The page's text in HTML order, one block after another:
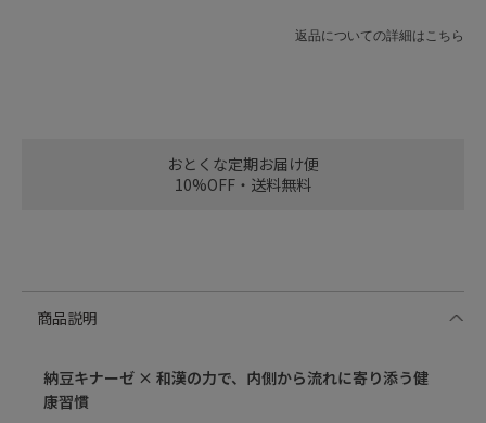
返品についての詳細はこちら
おとくな定期お届け便
10%OFF・送料無料
商品説明
納豆キナーゼ × 和漢の力で、内側から流れに寄り添う健
康習慣